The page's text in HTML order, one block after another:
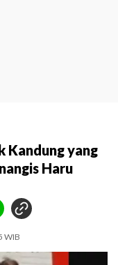
Kandung yang
Haru
WIB